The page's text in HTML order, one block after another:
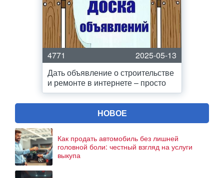
4771
2025-05-13
Дать объявление о строительстве
и ремонте в интернете – просто
НОВОЕ
Как продать автомобиль без лишней
головной боли: честный взгляд на услуги
выкупа